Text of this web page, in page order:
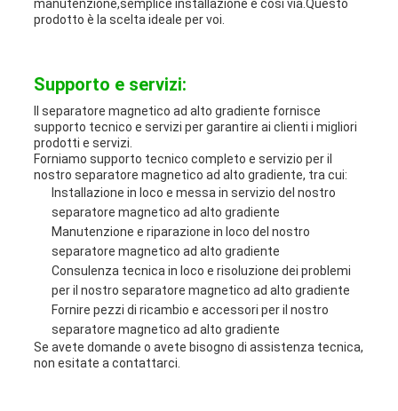
manutenzione,semplice installazione e così via.Questo
prodotto è la scelta ideale per voi.
Supporto e servizi:
Il separatore magnetico ad alto gradiente fornisce
supporto tecnico e servizi per garantire ai clienti i migliori
prodotti e servizi.
Forniamo supporto tecnico completo e servizio per il
nostro separatore magnetico ad alto gradiente, tra cui:
Installazione in loco e messa in servizio del nostro
separatore magnetico ad alto gradiente
Manutenzione e riparazione in loco del nostro
separatore magnetico ad alto gradiente
Consulenza tecnica in loco e risoluzione dei problemi
per il nostro separatore magnetico ad alto gradiente
Fornire pezzi di ricambio e accessori per il nostro
separatore magnetico ad alto gradiente
Se avete domande o avete bisogno di assistenza tecnica,
non esitate a contattarci.